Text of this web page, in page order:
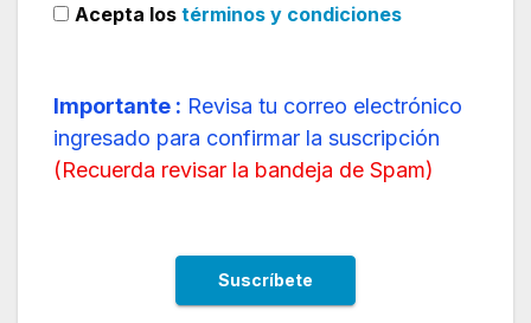
Acepta los términos y condiciones
Importante : Revisa tu correo electrónico
ingresado para confirmar la suscripción
(Recuerda revisar la bandeja de Spam)